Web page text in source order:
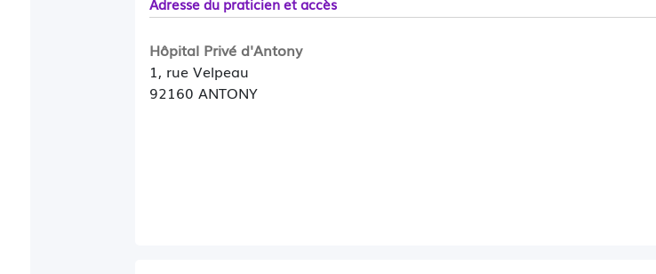
Hôpital Privé d'Antony
1, rue Velpeau
92160 ANTONY